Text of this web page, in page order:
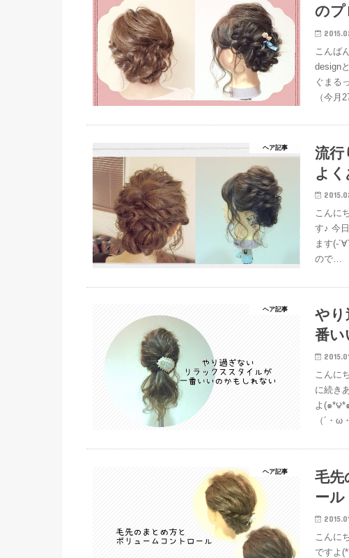
のプ
こんば
design
ぐまる
（今月
ヘア記事
流行
よ
こんに
す♪ 今
ます(-
ので…
ヘア記事
やり
番い
こんに
に続き
よ(๑*౪*
（´・
ヘア記事
毛先
ール
こんに
ですよ